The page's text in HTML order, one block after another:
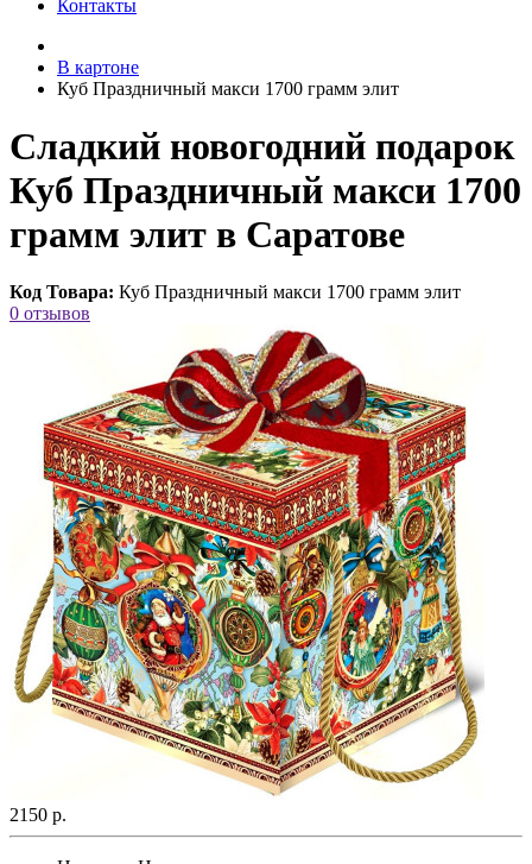
Контакты
В картоне
Куб Праздничный макси 1700 грамм элит
Сладкий новогодний подарок
Куб Праздничный макси 1700
грамм элит в Саратове
Код Товара: Куб Праздничный макси 1700 грамм элит
0 отзывов
2150 р.